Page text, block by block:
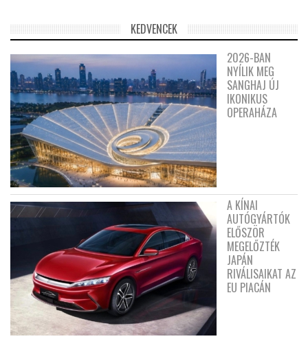
KEDVENCEK
2026-BAN
NYÍLIK MEG
SANGHAJ ÚJ
IKONIKUS
OPERAHÁZA
A KÍNAI
AUTÓGYÁRTÓK
ELŐSZÖR
MEGELŐZTÉK
JAPÁN
RIVÁLISAIKAT AZ
EU PIACÁN